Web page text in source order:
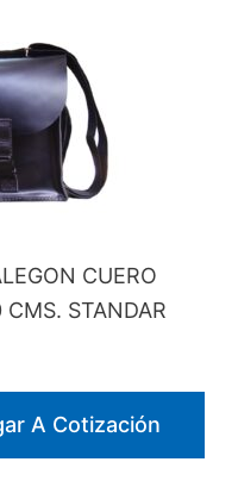
CUERO
STANDAR
A Cotización